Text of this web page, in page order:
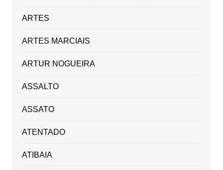
ARTES
ARTES MARCIAIS
ARTUR NOGUEIRA
ASSALTO
ASSATO
ATENTADO
ATIBAIA